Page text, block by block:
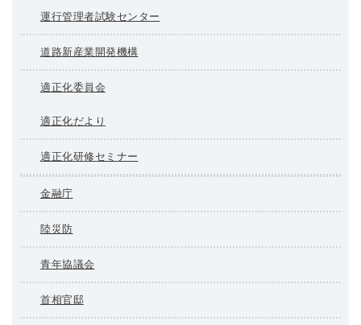
運行管理者試験センター
道路新産業開発機構
適正化委員会
適正化だより
適正化研修セミナー
金融庁
陸災防
青年協議会
首相官邸